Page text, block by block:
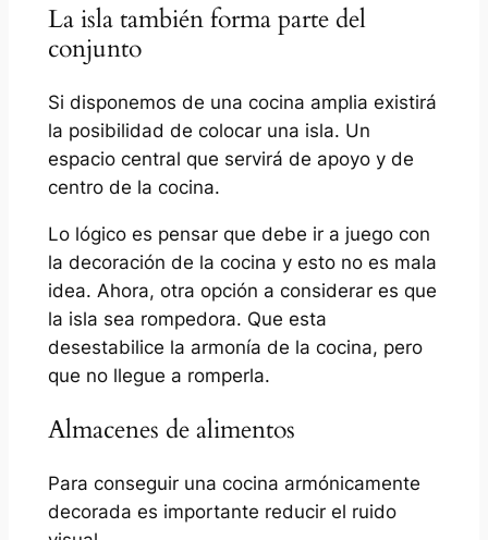
La isla también forma parte del
conjunto
Si disponemos de una cocina amplia existirá
la posibilidad de colocar una isla. Un
espacio central que servirá de apoyo y de
centro de la cocina.
Lo lógico es pensar que debe ir a juego con
la decoración de la cocina y esto no es mala
idea. Ahora, otra opción a considerar es que
la isla sea rompedora. Que esta
desestabilice la armonía de la cocina, pero
que no llegue a romperla.
Almacenes de alimentos
Para conseguir una cocina armónicamente
decorada es importante reducir el ruido